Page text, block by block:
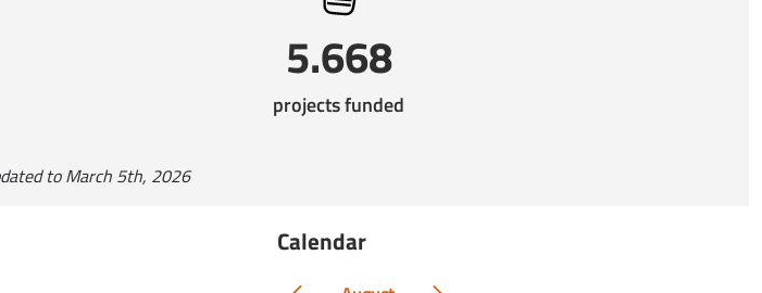
Determinazione Autorità di Gestione n. 207 del 13.04.2021
domande di prolungamento impegni 2021. Termini e modalità
Sottomisura 10.1 – Operazione 10.1.3 “Agricoltura
Prolungamento degli Impegni in scadenza nel corso del 2021,
5.668
projects funded
to March 5th, 2026
Calendar